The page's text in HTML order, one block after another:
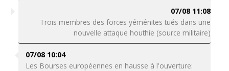
07/08 11:08
Trois membres des forces yéménites tués dans une
nouvelle attaque houthie (source militaire)
07/08 10:04
Les Bourses européennes en hausse à l'ouverture: